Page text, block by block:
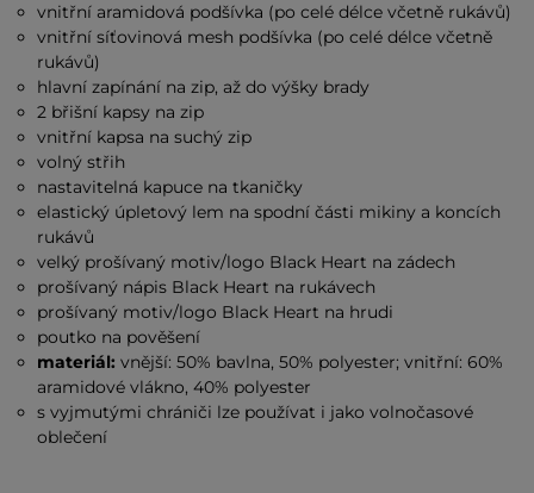
vnitřní aramidová podšívka (po celé délce včetně rukávů)
vnitřní síťovinová mesh podšívka (po celé délce včetně
rukávů)
hlavní zapínání na zip, až do výšky brady
2 břišní kapsy na zip
vnitřní kapsa na suchý zip
volný střih
nastavitelná kapuce na tkaničky
elastický úpletový lem na spodní části mikiny a koncích
rukávů
velký prošívaný motiv/logo Black Heart na zádech
prošívaný nápis Black Heart na rukávech
prošívaný motiv/logo Black Heart na hrudi
poutko na pověšení
materiál: vnější: 50% bavlna, 50% polyester; vnitřní: 60%
aramidové vlákno, 40% polyester
s vyjmutými chrániči lze používat i jako volnočasové
oblečení